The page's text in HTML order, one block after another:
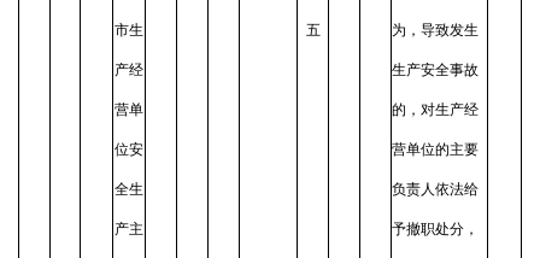
市生
产经
营单
位安
全生
产主
五 为，导致发生
生产安全事故
的，对生产经
营单位的主要
负责人依法给
予撤职处分，